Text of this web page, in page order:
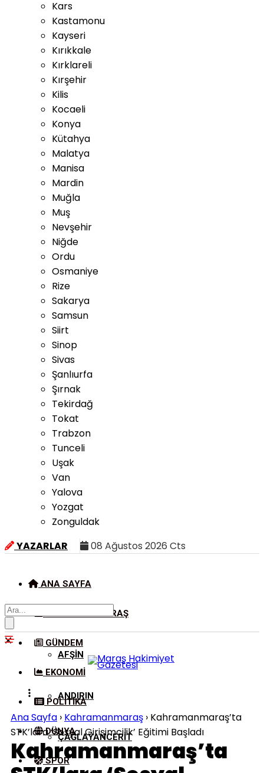
Kars
Kastamonu
Kayseri
Kırıkkale
Kırklareli
Kırşehir
Kilis
Kocaeli
Konya
Kütahya
Malatya
Manisa
Mardin
Muğla
Muş
Nevşehir
Niğde
Ordu
Osmaniye
Rize
Sakarya
Samsun
Siirt
Sinop
Sivas
Şanlıurfa
Şırnak
Tekirdağ
Tokat
Trabzon
Tunceli
Uşak
Van
Yalova
Yozgat
Zonguldak
YAZARLAR
08 Ağustos 2026 Cts
ANA SAYFA
KAHRAMANMARAŞ
AFŞIN
ANDIRIN
ÇAĞLAYANCERIT
GÜNDEM
EKONOMI
POLITIKA
DÜNYA
SPOR
Ana Sayfa › Kahramanmaraş › Kahramanmaraş’ta
STK’lara ‘Sosyal Girişimcilik’ Eğitimi Başladı
Kahramanmaraş’ta